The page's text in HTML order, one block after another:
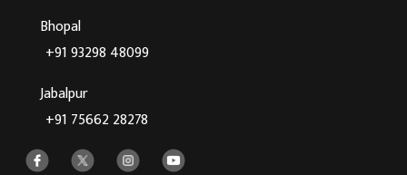
Bhopal
+91 93298 48099
Jabalpur
+91 75662 28278